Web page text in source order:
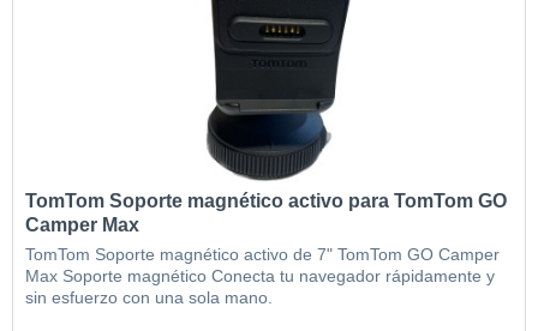
TomTom Soporte magnético activo para TomTom GO
Camper Max
TomTom Soporte magnético activo de 7" TomTom GO Camper
Max Soporte magnético Conecta tu navegador rápidamente y
sin esfuerzo con una sola mano.